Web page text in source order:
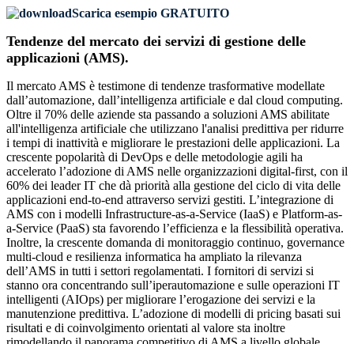
Scarica esempio GRATUITO
Tendenze del mercato dei servizi di gestione delle
applicazioni (AMS).
Il mercato AMS è testimone di tendenze trasformative modellate
dall’automazione, dall’intelligenza artificiale e dal cloud computing.
Oltre il 70% delle aziende sta passando a soluzioni AMS abilitate
all'intelligenza artificiale che utilizzano l'analisi predittiva per ridurre
i tempi di inattività e migliorare le prestazioni delle applicazioni. La
crescente popolarità di DevOps e delle metodologie agili ha
accelerato l’adozione di AMS nelle organizzazioni digital-first, con il
60% dei leader IT che dà priorità alla gestione del ciclo di vita delle
applicazioni end-to-end attraverso servizi gestiti. L’integrazione di
AMS con i modelli Infrastructure-as-a-Service (IaaS) e Platform-as-
a-Service (PaaS) sta favorendo l’efficienza e la flessibilità operativa.
Inoltre, la crescente domanda di monitoraggio continuo, governance
multi-cloud e resilienza informatica ha ampliato la rilevanza
dell’AMS in tutti i settori regolamentati. I fornitori di servizi si
stanno ora concentrando sull’iperautomazione e sulle operazioni IT
intelligenti (AIOps) per migliorare l’erogazione dei servizi e la
manutenzione predittiva. L’adozione di modelli di pricing basati sui
risultati e di coinvolgimento orientati al valore sta inoltre